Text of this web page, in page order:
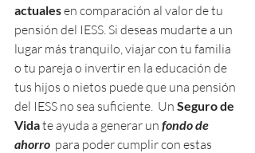
actuales en comparación al valor de tu
pensión del IESS. Si deseas mudarte a un
lugar más tranquilo, viajar con tu familia
o tu pareja o invertir en la educación de
tus hijos o nietos puede que una pensión
del IESS no sea suficiente.  Un Seguro de
Vida te ayuda a generar un fondo de
ahorro
  para poder cumplir con estas